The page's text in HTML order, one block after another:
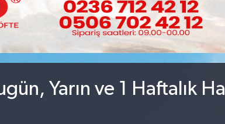
Yarın ve 1 Haftalık